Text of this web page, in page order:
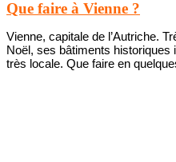
Que faire à Vienne ?
Vienne, capitale de l’Autriche.
Noël, ses bâtiments
très locale. Que faire en